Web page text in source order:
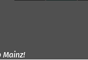
Mainz!